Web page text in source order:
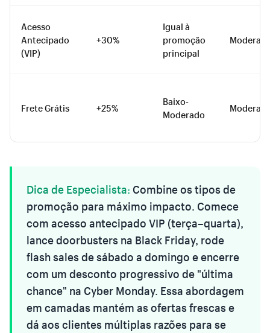
Acesso
Antecipado
(VIP)
+30%
Igual à
promoção
principal
Frete Grátis +25%
Baixo-
Moderado
Dica de Especialista: Combine os tipos de
promoção para máximo impacto. Comece
com acesso antecipado VIP (terça–quarta),
lance doorbusters na Black Friday, rode
flash sales de sábado a domingo e encerre
com um desconto progressivo de "última
chance" na Cyber Monday. Essa abordagem
em camadas mantém as ofertas frescas e
dá aos clientes múltiplas razões para se